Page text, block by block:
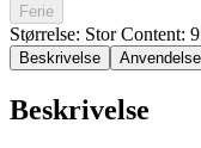
Ferie
Størrelse: StorContent:
Beskrivelse Anvendelse
Beskrivelse